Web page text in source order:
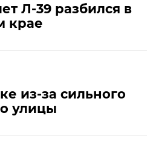
Л-39 разбился в
крае
из-за сильного
улицы